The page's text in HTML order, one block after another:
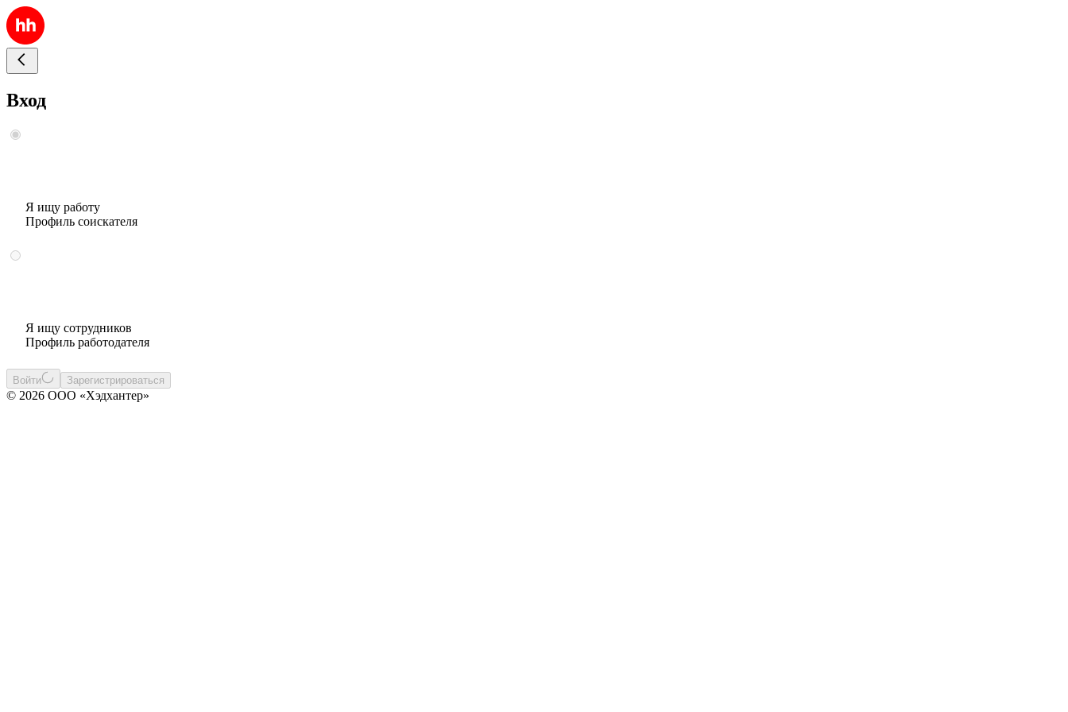
Вход
Я ищу работу
Профиль соискателя
Я ищу сотрудников
Профиль работодателя
Войти Зарегистрироваться
© 2026 ООО «Хэдхантер»